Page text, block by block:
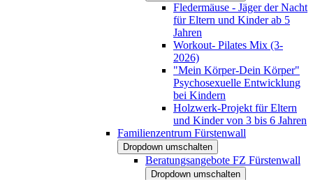
Fledermäuse - Jäger der Nacht
für Eltern und Kinder ab 5
Jahren
Workout- Pilates Mix (3-
2026)
"Mein Körper-Dein Körper"
Psychosexuelle Entwicklung
bei Kindern
Holzwerk-Projekt für Eltern
und Kinder von 3 bis 6 Jahren
Familienzentrum Fürstenwall
Dropdown umschalten
Beratungsangebote FZ Fürstenwall
Dropdown umschalten